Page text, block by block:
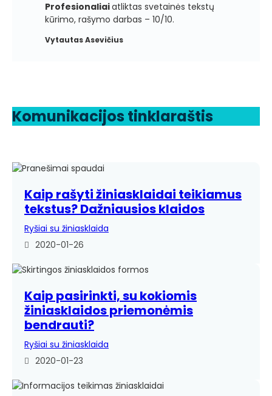
Profesionaliaiatliktas svetainės tekstų
kūrimo, rašymo darbas – 10/10.
Vytautas Asevičius
Komunikacijos tinklaraštis
Kaip rašyti žiniasklaidai teikiamus
tekstus? Dažniausios klaidos
Ryšiai su žiniasklaida
2020-01-26
Kaip pasirinkti, su kokiomis
žiniasklaidos priemonėmis
bendrauti?
Ryšiai su žiniasklaida
2020-01-23